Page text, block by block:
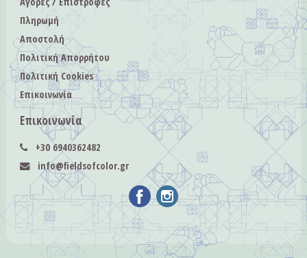
Πληρωμή
Αποστολή
Πολιτική Απορρήτου
Πολιτική Cookies
Επικοινωνία
Επικοινωνία
+30 6940362482
info@fieldsofcolor.gr